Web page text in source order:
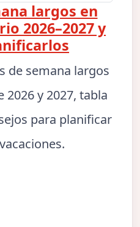
largos en
2026–2027 y
de semana largos
2026 y 2027, tabla
para planificar